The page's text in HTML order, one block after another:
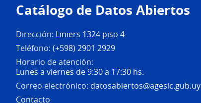
página
Catálogo de Datos Abiertos
Dirección: Liniers 1324 piso 4
Teléfono: (+598) 2901 2929
Horario de atención:
Lunes a viernes de 9:30 a 17:30 hs.
Correo electrónico: datosabiertos@agesic.gub.uy
Contacto